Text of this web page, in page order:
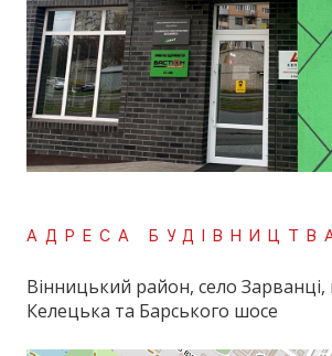
АДРЕСА
Вінницький район, село Зарванці,
Келецька та Барського шосе